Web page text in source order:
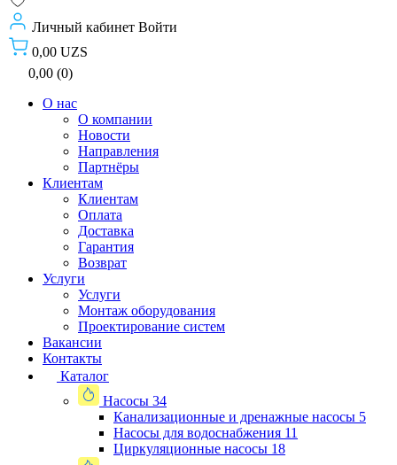
Личный кабинет Войти
0,00 UZS
0,00 (0)
О нас
О компании
Новости
Направления
Партнёры
Клиентам
Клиентам
Оплата
Доставка
Гарантия
Возврат
Услуги
Услуги
Монтаж оборудования
Проектирование систем
Вакансии
Контакты
Каталог
Насосы 34
Канализационные и дренажные насосы 5
Насосы для водоснабжения 11
Циркуляционные насосы 18